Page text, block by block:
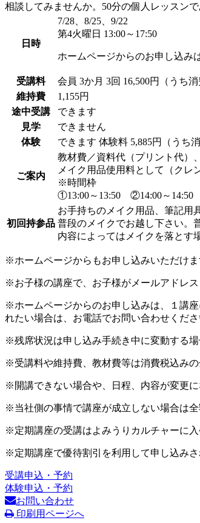
相談してみませんか。50分の個人レッスン
日時
7/28、8/25、9/22
第4火曜日 13:00～17:50
ホームページからのお申し込み
受講料 会員 3か月 3回 16,500円（うち消
維持費
1,155円
途中受講
できます
見学
できません
体験
できます 体験料 5,885円（うち
ご案内
教材費／資料代（プリント代）
メイク用品使用料として（クレ
※時間枠
①13:00～13:50 ②14:00～14:50
初回持参品
お手持ちのメイク用品、筆記用
普段のメイクでお越し下さい。
内容によってはメイクを落とす
※ホームページからもお申し込みいただけ
※お子様の講座で、お子様がメールアドレ
※ホームページからのお申し込みは、１講
れたい場合は、お電話でお問い合わせくださ
※残席状況は申し込み手続き中に変動する場
※受講料や維持費、教材費等は消費税込み
※開講できない場合や、日程、内容が変更に
※当社側の事情で講座が成立しない場合は
※定期講座の受講はよみうりカルチャーに
※定期講座で優待割引を利用して申し込み
受講申込・予約
体験申込・予約
お問い合わせ
印刷用ページへ